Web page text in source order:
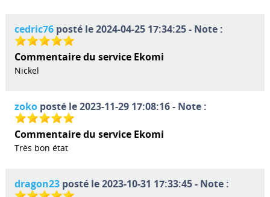
cedric76posté le 2024-04-25 17:34:25 - Note :
Commentaire du service Ekomi
Nickel
zokoposté le 2023-11-29 17:08:16 - Note :
Commentaire du service Ekomi
Très bon état
dragon23posté le 2023-10-31 17:33:45 - Note :